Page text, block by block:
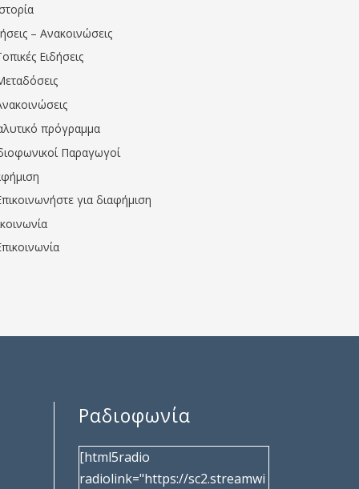
– Ανακοινώσεις
Ειδήσεις
πρόγραμμα
Παραγωγοί
για διαφήμιση
Ραδιοφωνία
[html5radio
radiolink="https://sc2.streamwi